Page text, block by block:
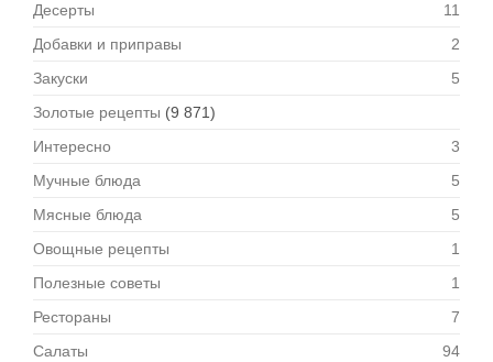
Десерты
11
Добавки и приправы
2
Закуски
5
Золотые рецепты (9 871)
Интересно
3
Мучные блюда
5
Мясные блюда
5
Овощные рецепты
1
Полезные советы
1
Рестораны
7
Салаты
94